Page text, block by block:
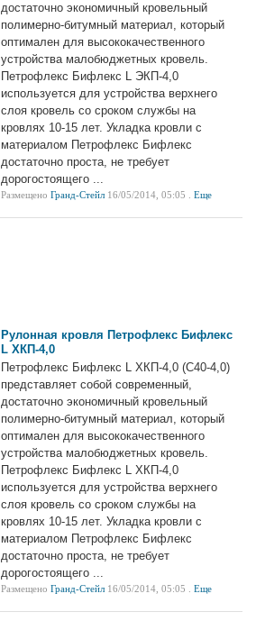
достаточно экономичный кровельный
полимерно-битумный материал, который
оптимален для высококачественного
устройства малобюджетных кровель.
Петрофлекс Бифлекс L ЭКП-4,0
используется для устройства верхнего
слоя кровель со сроком службы на
кровлях 10-15 лет. Укладка кровли с
материалом Петрофлекс Бифлекс
достаточно проста, не требует
дорогостоящего ...
Размещено Гранд-Стейл 16/05/2014, 05:05 . Еще
Рулонная кровля Петрофлекс Бифлекс
L ХКП-4,0
Петрофлекс Бифлекс L ХКП-4,0 (С40-4,0)
представляет собой современный,
достаточно экономичный кровельный
полимерно-битумный материал, который
оптимален для высококачественного
устройства малобюджетных кровель.
Петрофлекс Бифлекс L ХКП-4,0
используется для устройства верхнего
слоя кровель со сроком службы на
кровлях 10-15 лет. Укладка кровли с
материалом Петрофлекс Бифлекс
достаточно проста, не требует
дорогостоящего ...
Размещено Гранд-Стейл 16/05/2014, 05:05 . Еще